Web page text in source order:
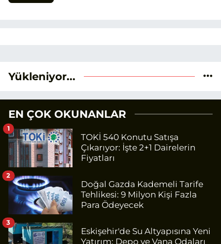
Yükleniyor...
EN ÇOK OKUNANLAR
TOKİ 540 Konutu Satışa
Çıkarıyor: İşte 2+1 Dairelerin
Fiyatları
1
Doğal Gazda Kademeli Tarife
Tehlikesi: 9 Milyon Kişi Fazla
Para Ödeyecek
2
Eskişehir'de Su Altyapısına Yeni
Yatırım: Depo ve Vana Odaları
3